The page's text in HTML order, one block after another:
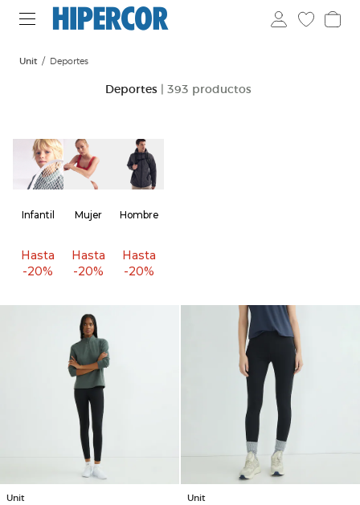
Unit Deportes
Deportes | 393 productos
Infantil
Hasta
-20%
Mujer
Hasta
-20%
Hombre
Hasta
-20%
Unit
Unit